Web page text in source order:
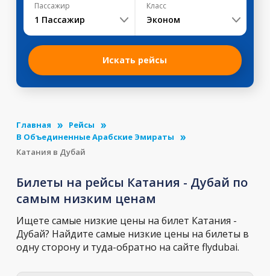
Пассажир
1 Пассажир
Класс
Эконом
Искать рейсы
Главная
Рейсы
В Объединенные Арабские Эмираты
Катания в Дубай
Билеты на рейсы Катания - Дубай по
самым низким ценам
Ищете самые низкие цены на билет Катания -
Дубай? Найдите самые низкие цены на билеты в
одну сторону и туда-обратно на сайте flydubai.